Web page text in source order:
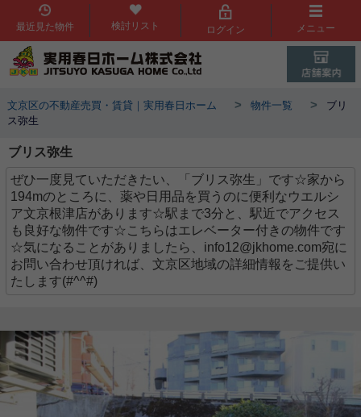
最近見た物件 検討リスト ログイン メニュー
文京区の不動産売買・賃貸｜実用春日ホーム > 物件一覧 >
ブリ
ス弥生
ブリス弥生
ぜひ一度見ていただきたい、「ブリス弥生」です☆家から
194mのところに、薬や日用品を買うのに便利なウエルシ
ア文京根津店があります☆駅まで3分と、駅近でアクセス
も良好な物件です☆こちらはエレベーター付きの物件です
☆気になることがありましたら、info12@jkhome.com宛に
お問い合わせ頂ければ、文京区地域の詳細情報をご提供い
たします(#^^#)